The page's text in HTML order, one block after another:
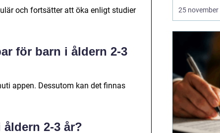
och fortsätter att öka enligt studier
för barn i åldern 2-3
appen. Dessutom kan det finnas
2-3 år?
system är
vilket
alltid...
25